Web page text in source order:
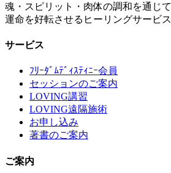
魂・スピリット・肉体の調和を通じて
運命を好転させるヒーリングサービス
サービス
ﾌﾘｰﾀﾞﾑﾃﾞｨｽﾃｨﾆｰ会員
セッションのご案内
LOVING講習
LOVING遠隔施術
お申し込み
著書のご案内
ご案内